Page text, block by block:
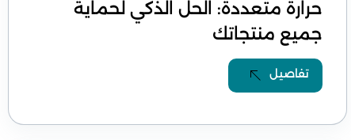
حرارة متعددة: الحل الذكي لحماية
جميع منتجاتك
تفاصيل